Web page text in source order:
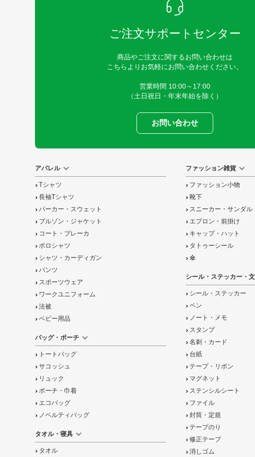
ご注文サポートセンター
商品やご注文に関するお問い合わせは
こちらよりお気軽にお問い合わせください。
営業時間 10:00～17:00
（土日祝日・年末年始を除く）
お問い合わせ
アパレル
Tシャツ
長袖Tシャツ
パーカー・スウェット
ブルゾン・ジャケット
コート・ブレーカ
ポロシャツ
シャツ・カーディガン
パンツ
スポーツウェア
ワークユニフォーム
法被
ベビー用品
バッグ・ポーチ
トートバッグ
サコッシュ
リュック
ポーチ・巾着
エコバッグ
ノベルティバッグ
タオル・寝具
タオル
ファッション雑貨
ファッション小物
靴下
スニーカー・サンダル
エプロン・前掛け
キャップ・ハット
タトゥーシール
傘
シール・ステッカー・
シール・ステッカー
ペン
ノート・メモ
スタンプ
名刺・カード
台紙
テープ・リボン
マグネット
ステンシルシート
ファイル
封筒・定規
テープのり
修正テープ
消しゴム